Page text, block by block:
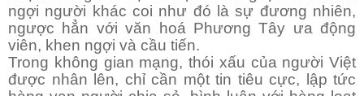
ngợi người khác coi như đó là sự đương nhiên,
ngược hẳn với văn hoá Phương Tây ưa động
viên, khen ngợi và cầu tiến.
Trong không gian mạng, thói xấu của người Việt
được nhân lên, chỉ cần một tin tiêu cực, lập tức